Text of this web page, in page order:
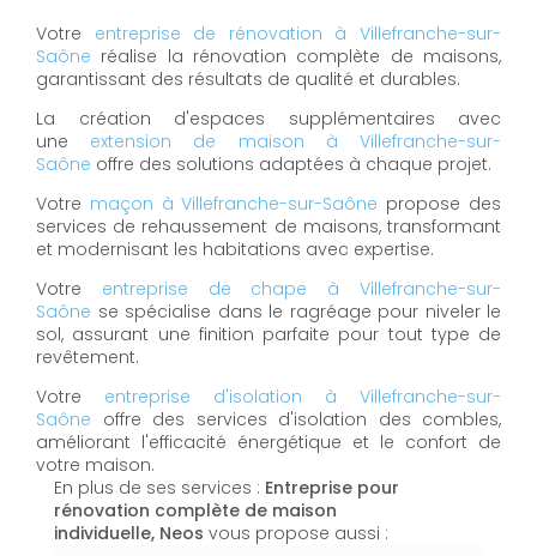
Votre entreprise de rénovation à Villefranche-sur-
Saône réalise la rénovation complète de maisons,
garantissant des résultats de qualité et durables.
La création d'espaces supplémentaires avec
une extension de maison à Villefranche-sur-
Saône offre des solutions adaptées à chaque projet.
Votre maçon à Villefranche-sur-Saône propose des
services de rehaussement de maisons, transformant
et modernisant les habitations avec expertise.
Votre entreprise de chape à Villefranche-sur-
Saône se spécialise dans le ragréage pour niveler le
sol, assurant une finition parfaite pour tout type de
revêtement.
Votre entreprise d'isolation à Villefranche-sur-
Saône offre des services d'isolation des combles,
améliorant l'efficacité énergétique et le confort de
votre maison.
En plus de ses services : Entreprise pour
rénovation complète de maison
individuelle, Neos vous propose aussi :